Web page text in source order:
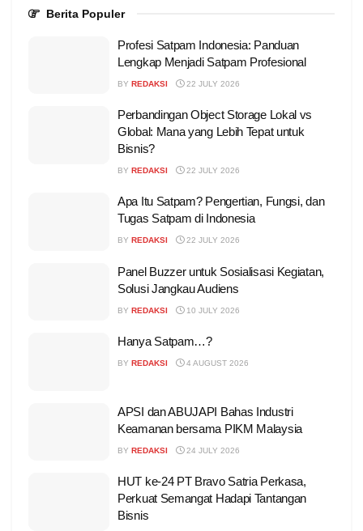
Berita Populer
Profesi Satpam Indonesia: Panduan
Lengkap Menjadi Satpam Profesional
BY REDAKSI 22 JULY 2026
Perbandingan Object Storage Lokal vs
Global: Mana yang Lebih Tepat untuk
Bisnis?
BY REDAKSI 22 JULY 2026
Apa Itu Satpam? Pengertian, Fungsi, dan
Tugas Satpam di Indonesia
BY REDAKSI 22 JULY 2026
Panel Buzzer untuk Sosialisasi Kegiatan,
Solusi Jangkau Audiens
BY REDAKSI 10 JULY 2026
Hanya Satpam…?
BY REDAKSI 4 AUGUST 2026
APSI dan ABUJAPI Bahas Industri
Keamanan bersama PIKM Malaysia
BY REDAKSI 24 JULY 2026
HUT ke-24 PT Bravo Satria Perkasa,
Perkuat Semangat Hadapi Tantangan
Bisnis